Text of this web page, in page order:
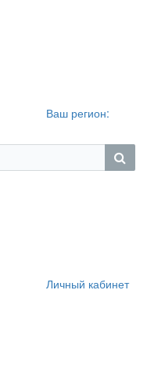
Ваш регион:
Личный кабинет